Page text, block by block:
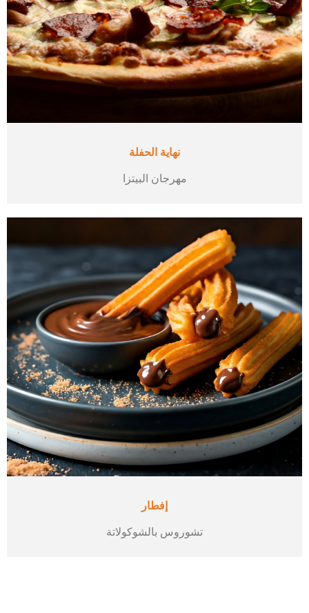
نهاية الحفلة
مهرجان البيتزا
إفطار
تشوروس بالشوكولاتة